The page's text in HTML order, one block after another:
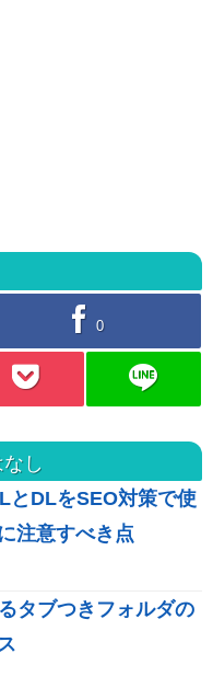
facebook 0
pocket line
し
とDLをSEO対策で使
注意すべき点
タブつきフォルダの